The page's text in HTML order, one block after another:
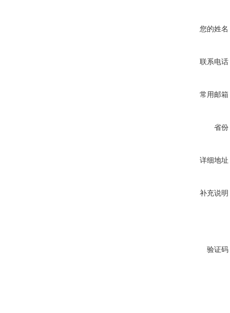
您的姓名
联系电话
常用邮箱
省份
详细地址
补充说明
验证码